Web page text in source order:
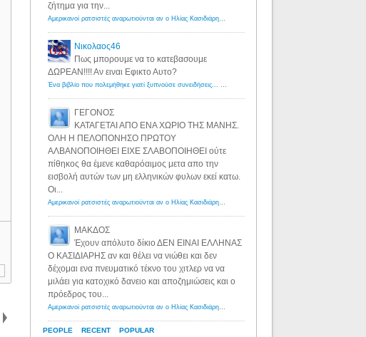
PEOPLE RECENT POPULAR
ζήτημα για την...
Αμερικανοί ρατσιστές αναρωτιούνται αν ο Ηλίας Κασιδιάρης ανήκει στη λευκή φυλή... - Λόγιος Ερμής
Νικολαος46
Πως μπορουμε να το κατεβασουμε
ΔΩΡΕΑΝ!!!! Αν ειναι Εφικτο Αυτο?
Ένα βιβλίο που πολεμήθηκε γιατί ξυπνούσε συνειδήσεις... - Λόγιος Ερμής | Η γνώση ξεκινάει με την αναζήτηση...
ΓΕΓΟΝΟΣ
ΚΑΤΑΓΕΤΑΙ ΑΠΟ ΕΝΑ ΧΩΡΙΟ ΤΗΣ ΜΑΝΗΣ.
ΟΛΗ Η ΠΕΛΟΠΟΝΗΣΟ ΠΡΩΤΟΥ
ΑΛΒΑΝΟΠΟΙΗΘΕΙ ΕΙΧΕ ΣΛΑΒΟΠΟΙΗΘΕΙ ούτε
πίθηκος θα έμενε καθαρόαιμος μετα απο την
εισβολή αυτών των μη ελληνικών φυλων εκεί κατω.
Οι...
Αμερικανοί ρατσιστές αναρωτιούνται αν ο Ηλίας Κασιδιάρης ανήκει στη λευκή φυλή... - Λόγιος Ερμής
ΜΑΚΔΟΣ
Έχουν απόλυτο δίκιο ΔΕΝ ΕΙΝΑΙ ΕΛΛΗΝΑΣ
Ο ΚΑΣΙΔΙΑΡΗΣ αν και θέλει να νιώθει και δεν
δέχομαι ενα πνευματικό τέκνο του χιτλερ να να
μιλάει για κατοχικό δανειο και αποζημιώσεις και ο
πρόεδρος του...
Αμερικανοί ρατσιστές αναρωτιούνται αν ο Ηλίας Κασιδιάρης ανήκει στη λευκή φυλή... - Λόγιος Ερμής